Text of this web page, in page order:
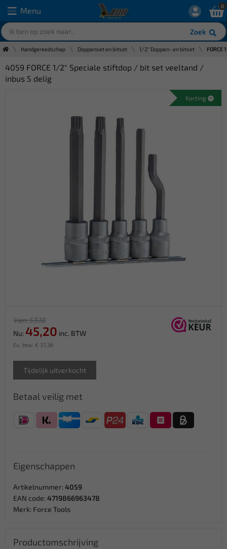
Menu
Zoek
0
Handgereedschap Doppenset en bitset 1/2" Doppen- en bitset
4059 FORCE 1/2" Speciale stiftdop / bit set veeltand /
inbus 5 delig
Korting
Van: 53,18
Nu: 45,20 inc. BTW
Ex. btw: € 37,36
Tijdelijk uitverkocht
Betaal veilig met
Eigenschappen
Artikelnummer: 4059
EAN code: 4719866963478
Merk: Force Tools
Productomschrijving